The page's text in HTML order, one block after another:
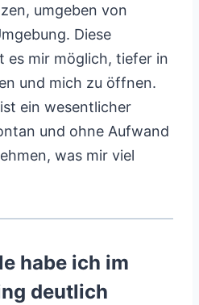
umgeben von
Diese
es mir möglich, tiefer in
und mich zu öffnen.
ein wesentlicher
und ohne Aufwand
was mir viel
habe ich im
deutlich